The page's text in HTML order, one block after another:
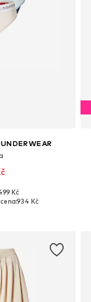
S, M, L, XL
Kč
934 Kč